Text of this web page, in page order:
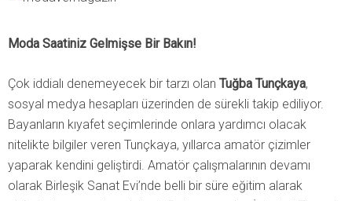
Moda Saatiniz Gelmişse Bir Bakın!
Çok iddialı denemeyecek bir tarzı olan Tuğba Tunçkaya,
sosyal medya hesapları üzerinden de sürekli takip ediliyor.
Bayanların kıyafet seçimlerinde onlara yardımcı olacak
nitelikte bilgiler veren Tunçkaya, yıllarca amatör çizimler
yaparak kendini geliştirdi. Amatör çalışmalarının devamı
olarak Birleşik Sanat Evi’nde belli bir süre eğitim alarak